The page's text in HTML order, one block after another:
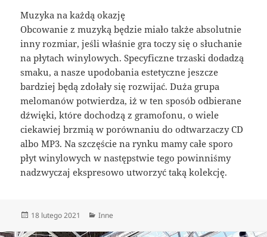
Muzyka na każdą okazję
Obcowanie z muzyką będzie miało także absolutnie
inny rozmiar, jeśli właśnie gra toczy się o słuchanie
na płytach winylowych. Specyficzne trzaski dodadzą
smaku, a nasze upodobania estetyczne jeszcze
bardziej będą zdołały się rozwijać. Duża grupa
melomanów potwierdza, iż w ten sposób odbierane
dźwięki, które dochodzą z gramofonu, o wiele
ciekawiej brzmią w porównaniu do odtwarzaczy CD
albo MP3. Na szczęście na rynku mamy całe sporo
płyt winylowych w następstwie tego powinniśmy
nadzwyczaj ekspresowo utworzyć taką kolekcję.
Data
18 lutego 2021 Kategorie
Inne